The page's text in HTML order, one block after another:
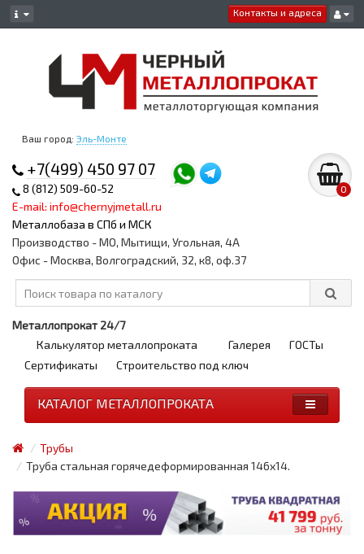
Контакты и адреса
Ваш город: Эль-Монте
+7(499) 450 97 07
8 (812) 509-60-52
E-mail: info@chernyjmetall.ru
Металлобаза в СПб и МСК
0
Производство - МО, Мытищи, Угольная, 4А
Офис - Москва, Волгоградский, 32, к8, оф.37
Металлопрокат 24/7
Калькулятор металлопроката
Галерея
ГОСТы
Сертификаты
Строительство под ключ
КАТАЛОГ МЕТАЛЛОПРОКАТА
Трубы
Труба стальная горячедеформированная 146x14.